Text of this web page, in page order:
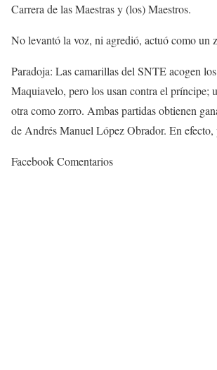
Carrera de las Maestras y (los) Maestros.
No levantó la voz, ni agredió, actuó como un
Paradoja: Las camarillas del SNTE acogen
Maquiavelo, pero los usan contra el príncipe;
otra como zorro. Ambas partidas obtienen
de Andrés Manuel López Obrador. En
Facebook Comentarios